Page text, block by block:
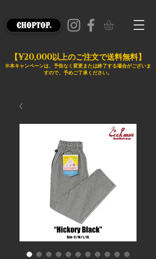
【¥20,000以上のご注文で送料無料】
※本キャンペーンは、予告なく変更または終了する場合がございま
すので、予めご了承ください。